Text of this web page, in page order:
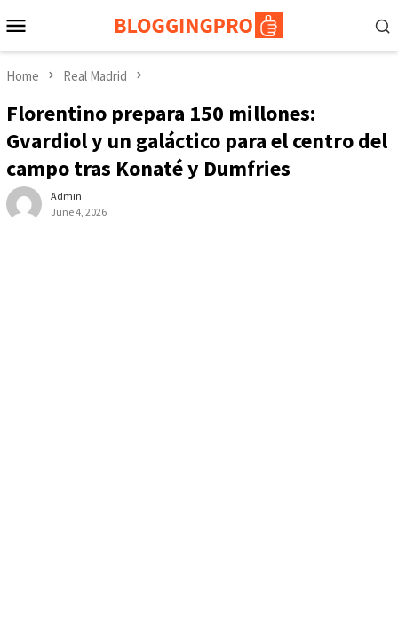
to
Menu
Home Real Madrid
Florentino prepara 150 millones:
Gvardiol y un galáctico para el centro del
campo tras Konaté y Dumfries
Admin
June 4, 2026